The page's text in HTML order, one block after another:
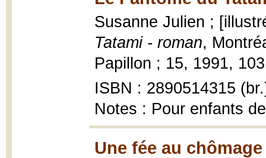
Susanne Julien ;
Tatami - roman,
Papillon ; 15, 1991,
ISBN : 2890514315
Notes : Pour enfants
Une fée au chômage